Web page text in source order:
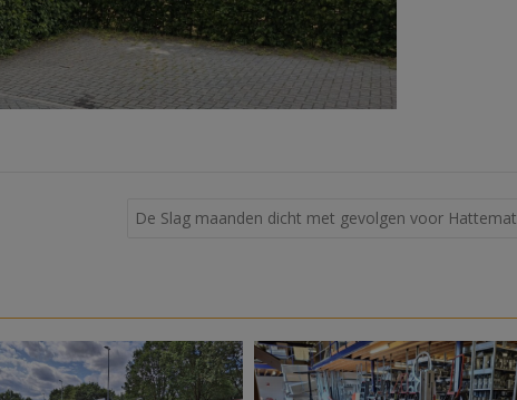
De Slag maanden dicht met gevolgen voor Hattemat